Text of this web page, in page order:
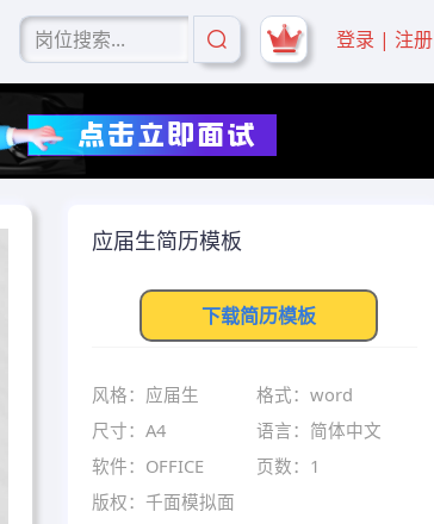
登录 | 注册
应届生简历模板
下载简历模板
风格：应届生
格式：word
尺寸：A4
语言：简体中文
软件：OFFICE
页数：1
版权：千面模拟面